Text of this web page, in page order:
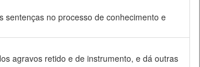
sentenças no processo de conhecimento e
agravos retido e de instrumento, e dá outras